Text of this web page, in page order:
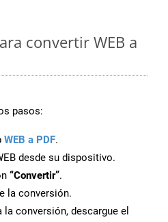
convertir WEB a
pasos:
WEB a PDF.
desde su dispositivo.
“Convertir”.
la conversión.
la conversión, descargue el